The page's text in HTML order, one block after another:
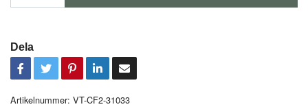
Dela
Artikelnummer: VT-CF2-31033